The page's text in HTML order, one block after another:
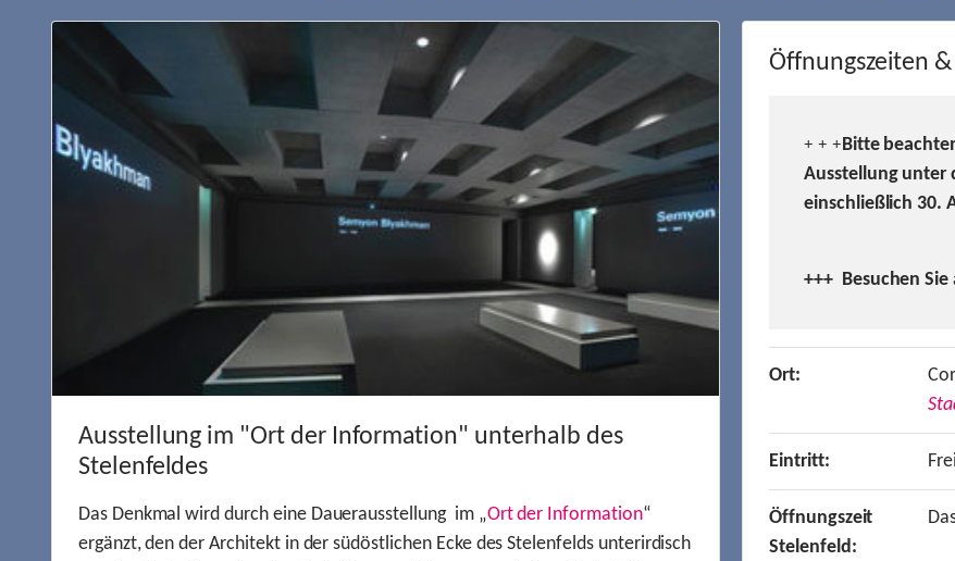
Ausstellung im "Ort der Information" unterhalb des
Stelenfeldes
Das Denkmal wird durch eine Dauerausstellung im „Ort der Information“
ergänzt, den der Architekt in der südöstlichen Ecke des Stelenfelds unterirdisch
Öffnungszeiten
+ + +Bitte
Ausstellung unter
einschließlich 30.
+++ Besuchen Sie
Ort:
Eintritt: Frei
Öffnungszeit
Stelenfeld: